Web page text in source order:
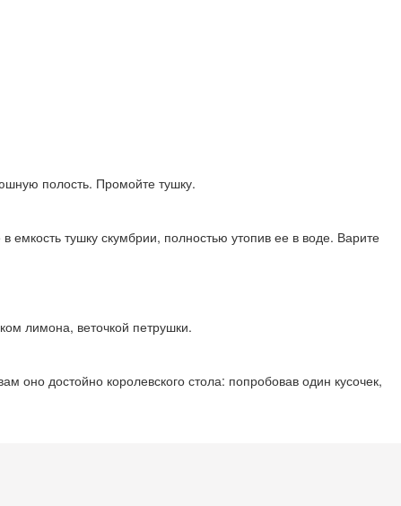
полость. Промойте тушку.
емкость тушку скумбрии, полностью утопив ее в воде. Варите
лимона, веточкой петрушки.
оно достойно королевского стола: попробовав один кусочек,